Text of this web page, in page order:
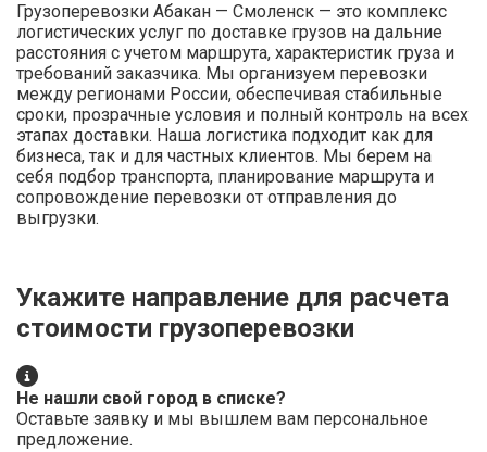
Грузоперевозки Абакан — Смоленск — это комплекс
логистических услуг по доставке грузов на дальние
расстояния с учетом маршрута, характеристик груза и
требований заказчика. Мы организуем перевозки
между регионами России, обеспечивая стабильные
сроки, прозрачные условия и полный контроль на всех
этапах доставки. Наша логистика подходит как для
бизнеса, так и для частных клиентов. Мы берем на
себя подбор транспорта, планирование маршрута и
сопровождение перевозки от отправления до
выгрузки.
Укажите направление для расчета
стоимости грузоперевозки
Не нашли свой город в списке?
Оставьте заявку и мы вышлем вам персональное
предложение.